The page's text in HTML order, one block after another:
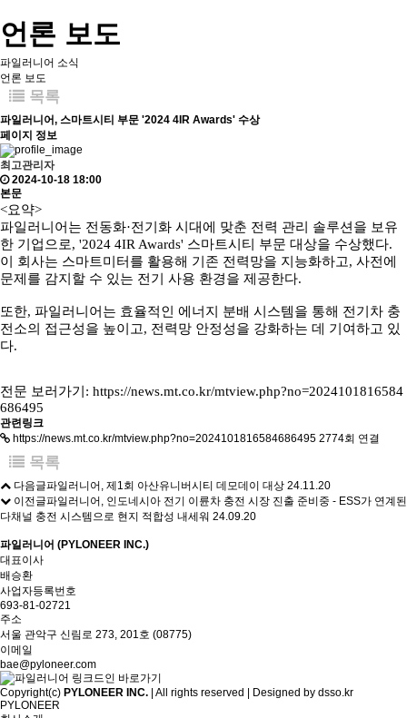
언론 보도
파일러니어 소식
언론 보도
목록
파일러니어, 스마트시티 부문 '2024 4IR Awards' 수상
페이지 정보
최고관리자
2024-10-18 18:00
본문
<요약>
파일러니어는 전동화·전기화 시대에 맞춘 전력 관리 솔루션을 보유
한 기업으로, '2024 4IR Awards' 스마트시티 부문 대상을 수상했다.
이 회사는 스마트미터를 활용해 기존 전력망을 지능화하고, 사전에
문제를 감지할 수 있는 전기 사용 환경을 제공한다.
또한, 파일러니어는 효율적인 에너지 분배 시스템을 통해 전기차 충
전소의 접근성을 높이고, 전력망 안정성을 강화하는 데 기여하고 있
다.
전문 보러가기: https://news.mt.co.kr/mtview.php?no=2024101816584
686495
관련링크
https://news.mt.co.kr/mtview.php?no=2024101816584686495 2774회 연결
목록
다음글파일러니어, 제1회 아산유니버시티 데모데이 대상 24.11.20
이전글파일러니어, 인도네시아 전기 이륜차 충전 시장 진출 준비중 - ESS가 연계된
다채널 충전 시스템으로 현지 적합성 내세워 24.09.20
파일러니어 (PYLONEER INC.)
대표이사
배승환
사업자등록번호
693-81-02721
주소
서울 관악구 신림로 273, 201호 (08775)
이메일
bae@pyloneer.com
Copyright(c) PYLONEER INC. | All rights reserved | Designed by dsso.kr
PYLONEER